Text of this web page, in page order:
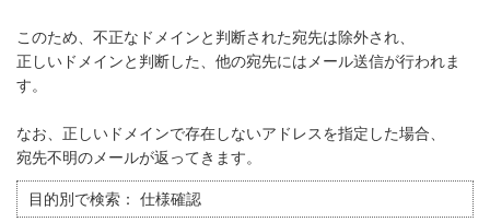
このため、不正なドメインと判断された宛先は除外され、
正しいドメインと判断した、他の宛先にはメール送信が行われま
す。
なお、正しいドメインで存在しないアドレスを指定した場合、
宛先不明のメールが返ってきます。
目的別で検索： 仕様確認